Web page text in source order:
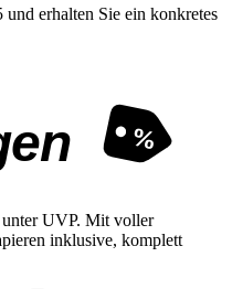
erhalten Sie ein konkretes
%
UVP. Mit voller
inklusive, komplett